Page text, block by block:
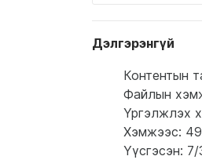
Дэлгэрэнгүй
Контентын
Файлын
Үргэлжлэх
Хэмжээс:
Үүсгэсэн: